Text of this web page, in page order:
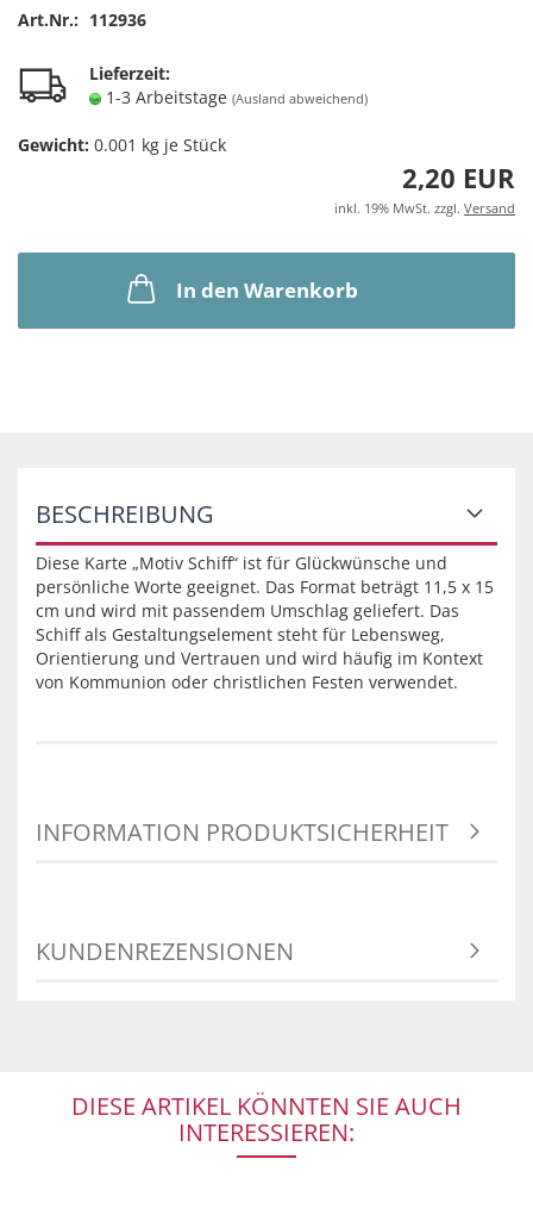
Art.Nr.: 112936
Lieferzeit:
1-3 Arbeitstage (Ausland abweichend)
Gewicht: 0.001 kg je Stück
2,20 EUR
inkl. 19% MwSt. zzgl. Versand
In den Warenkorb
BESCHREIBUNG
Diese Karte „Motiv Schiff“ ist für Glückwünsche und
persönliche Worte geeignet. Das Format beträgt 11,5 x 15
cm und wird mit passendem Umschlag geliefert. Das
Schiff als Gestaltungselement steht für Lebensweg,
Orientierung und Vertrauen und wird häufig im Kontext
von Kommunion oder christlichen Festen verwendet.
INFORMATION PRODUKTSICHERHEIT
KUNDENREZENSIONEN
DIESE ARTIKEL KÖNNTEN SIE AUCH
INTERESSIEREN: